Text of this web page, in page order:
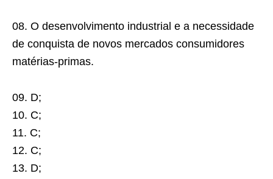
08. O desenvolvimento industrial e a necessidade
de conquista de novos mercados consumidores
matérias-primas.
09. D;
10. C;
11. C;
12. C;
13. D;